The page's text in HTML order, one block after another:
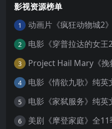
影视资源榜单
1 动画片《疯狂动物城2
2 电影《穿普拉达的女
3
4 电影《情欲九歌》纯
5 电影《家弑服务》纯英
6 美剧《摩登家庭》全